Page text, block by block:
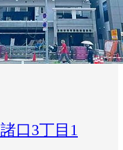
口3丁目1